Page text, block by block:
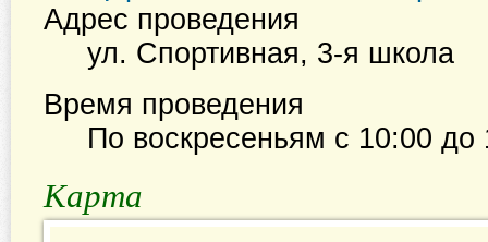
Адрес проведения
ул. Спортивная, 3-я школа
Время проведения
По воскресеньям с 10:00 до
Карта